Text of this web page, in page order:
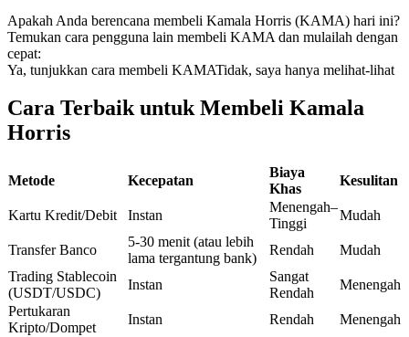
USDC Berjangka
Kontrak berjangka menggunakan USDC sebagai jaminannya
Copy Trading
Bergabunglah dengan pedagang top
Apakah Anda berencana membeli Kamala Horris (KAMA) hari ini?
Temukan cara pengguna lain membeli KAMA dan mulailah dengan
cepat:
Ya, tunjukkan cara membeli KAMATidak, saya hanya melihat-lihat
Cara Terbaik untuk Membeli Kamala
Horris
Metode Kecepatan
Biaya
Khas
Kesulitan
Kartu Kredit/Debit Instan
Menengah–
Tinggi
Mudah
Transfer Banco
5-30 menit (atau lebih
lama tergantung bank)
Rendah
Mudah
Trading Stablecoin
(USDT/USDC)
Instan
Sangat
Rendah
Menengah
Pertukaran
Kripto/Dompet
Instan Rendah Menengah